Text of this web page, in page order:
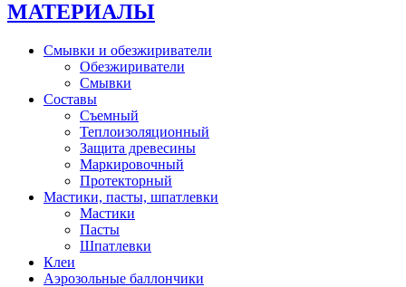
МАТЕРИАЛЫ
Смывки и обезжириватели
Обезжириватели
Смывки
Составы
Съемный
Теплоизоляционный
Защита древесины
Маркировочный
Протекторный
Мастики, пасты, шпатлевки
Мастики
Пасты
Шпатлевки
Клеи
Аэрозольные баллончики